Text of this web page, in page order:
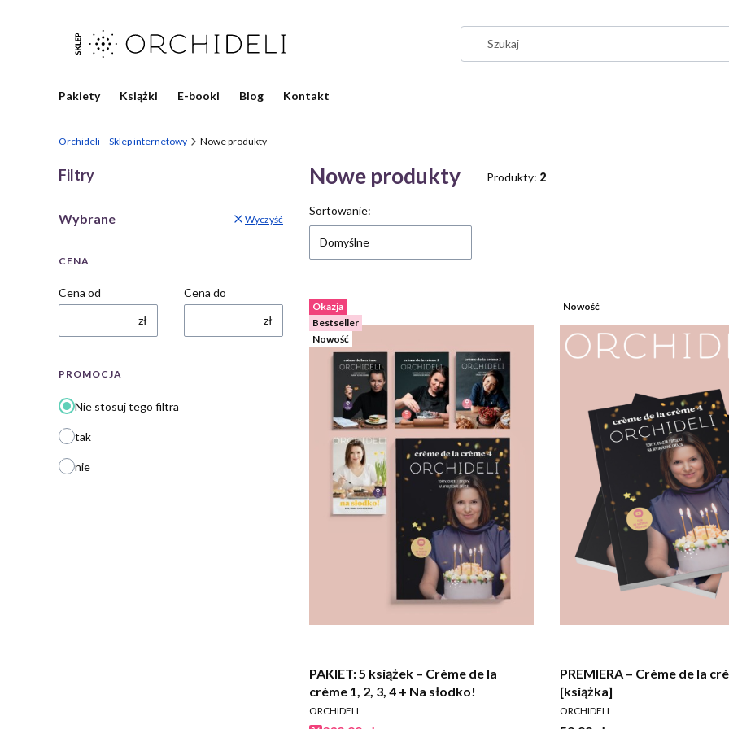
Pakiety Książki E-booki Blog Kontakt
Orchideli – Sklep internetowy Nowe produkty
Filtry
Wybrane Wyczyść
CENA
Cena od
zł
Cena do
zł
PROMOCJA
Nie stosuj tego filtra
tak
nie
Nowe produkty Produkty: 2
Lista produktów
Sortowanie:
Domyślne
Okazja
Bestseller
Nowość
PAKIET: 5 książek – Crème de la
crème 1, 2, 3, 4 + Na słodko!
PRODUCENT
ORCHIDELI
Nowość
PREMIERA – Crème de la
[książka]
PRODUCENT
ORCHIDELI